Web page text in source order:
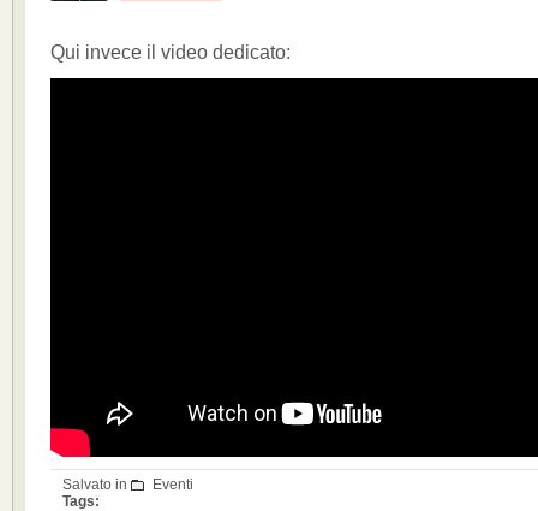
Qui invece il video dedicato:
Salvato in
Eventi
Tags: